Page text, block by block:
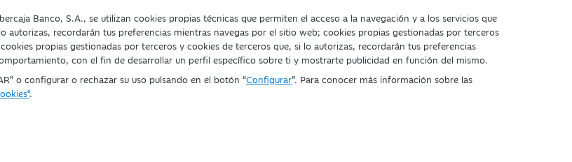
Banco, S.A., se utilizan cookies propias técnicas que permiten el acceso a la navegación y a los servicios que
autorizas, recordarán tus preferencias mientras navegas por el sitio web; cookies propias gestionadas por terceros
propias gestionadas por terceros y cookies de terceros que, si lo autorizas, recordarán tus preferencias
con el fin de desarrollar un perfil específico sobre ti y mostrarte publicidad en función del mismo.
o configurar o rechazar su uso pulsando en el botón “Configurar”. Para conocer más información sobre las
.
R.M. de Zaragoza (T.3865. F.1. H.Z.-52186, Inscripc.1º).
del Banco de España con el código 2085.